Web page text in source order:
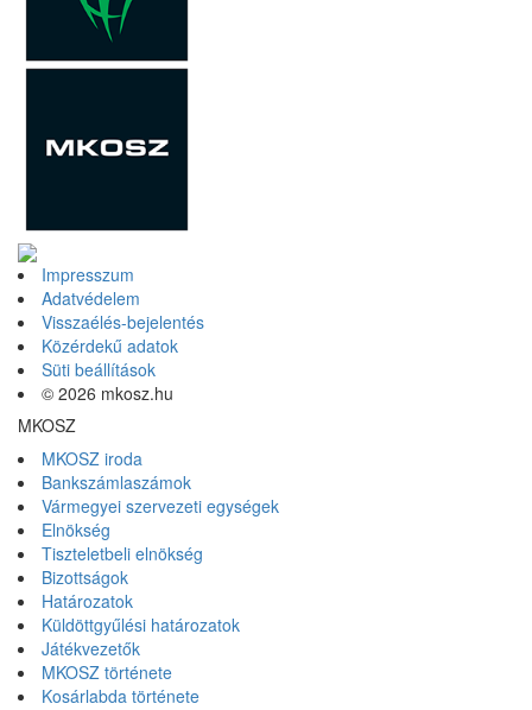
Impresszum
Adatvédelem
Visszaélés-bejelentés
Közérdekű adatok
Süti beállítások
© 2026 mkosz.hu
MKOSZ
MKOSZ iroda
Bankszámlaszámok
Vármegyei szervezeti egységek
Elnökség
Tiszteletbeli elnökség
Bizottságok
Határozatok
Küldöttgyűlési határozatok
Játékvezetők
MKOSZ története
Kosárlabda története